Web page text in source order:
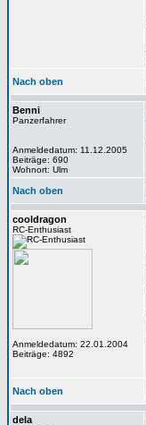
Nach oben
Benni
Panzerfahrer
Anmeldedatum: 11.12.2005
Beiträge: 690
Wohnort: Ulm
Nach oben
cooldragon
RC-Enthusiast
Anmeldedatum: 22.01.2004
Beiträge: 4892
Nach oben
dela